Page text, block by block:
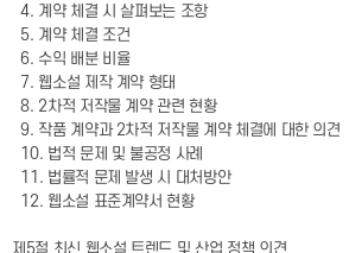
4. 계약 체결 시 살펴보는 조항
5. 계약 체결 조건
6. 수익 배분 비율
7. 웹소설 제작 계약 형태
8. 2차적 저작물 계약 관련 현황
9. 작품 계약과 2차적 저작물 계약 체결에 대한 의견
10. 법적 문제 및 불공정 사례
11. 법률적 문제 발생 시 대처방안
12. 웹소설 표준계약서 현황
제5절 최신 웹소설 트렌드 및 산업 정책 의견